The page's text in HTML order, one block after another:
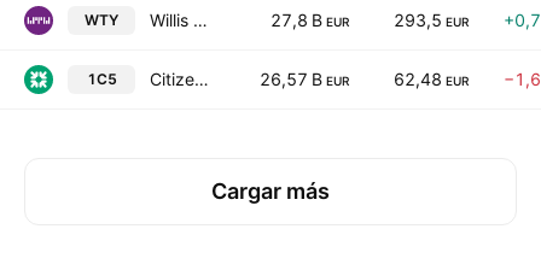
WTY Willis Towers Watson Public Limited Company 27,8 B EUR 293,5 EUR
1C5 Citizens Financial Group, Inc. 26,57 B EUR 62,48 EUR
Cargar más